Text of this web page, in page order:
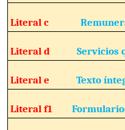
Literal c
Literal dServicios
Literal eTexto
Literal f1